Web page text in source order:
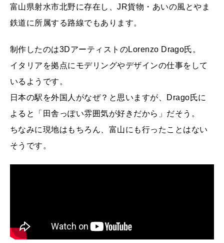
富山県射水市北野に存在し、JR貨物・あいの風とやま
鉄道に所属する路線でもあります。
制作したのは3DアーティストのLorenzo Drago氏。
イタリアを拠点にモデリングやデザインの仕事をして
いるようです。
日本の駅を外国人がなぜ？と思いますが、Drago氏に
よると「田舎っぽい雰囲気が好きだから」だそう。
ちなみに現地はもちろん、富山にも行ったことはない
そうです。